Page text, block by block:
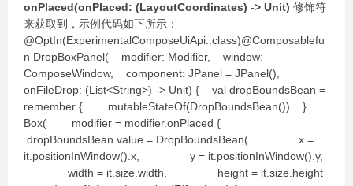
onPlaced(onPlaced: (LayoutCoordinates) -> Unit) 修饰符
来获取到，示例代码如下所示：
@OptIn(ExperimentalComposeUiApi::class)@Composablefu
n DropBoxPanel( modifier: Modifier, window:
ComposeWindow, component: JPanel = JPanel(),
onFileDrop: (List<String>) -> Unit) { val dropBoundsBean =
remember { mutableStateOf(DropBoundsBean()) }
Box( modifier = modifier.onPlaced {
dropBoundsBean.value = DropBoundsBean( x =
it.positionInWindow().x, y = it.positionInWindow().y,
width = it.size.width, height = it.size.height